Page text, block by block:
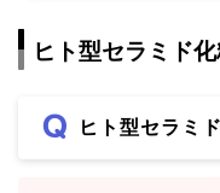
ヒト型セラミド
ヒト型セラミ